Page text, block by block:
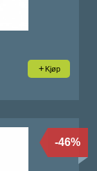
Kjøp
-46%